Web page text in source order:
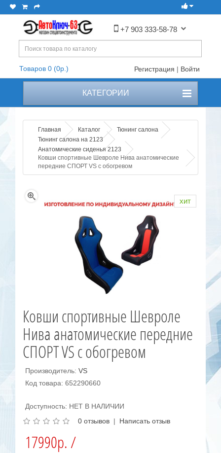
+7 903 333-58-78
Товаров 0 (0р.) Регистрация | Войти
КАТЕГОРИИ
Главная Каталог
Тюнинг салона
Тюнинг салона на 2123
Анатомические сиденья 2123
Ковши спортивные Шевроле Нива анатомические
передние СПОРТ VS с обогревом
хит
Ковши спортивные Шевроле
Нива анатомические передние
СПОРТ VS с обогревом
Производитель:VS
Код товара: 652290660
Доступность: НЕТ В НАЛИЧИИ
0 отзывов | Написать отзыв
17990р. /